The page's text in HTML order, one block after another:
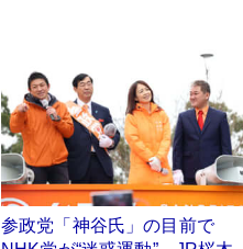
参政党「神谷氏」の目前で